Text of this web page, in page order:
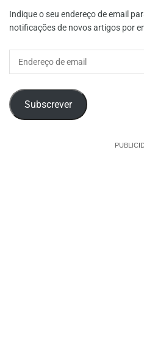
Indique o seu endereço de email
notificações de novos artigos por
Subscrever